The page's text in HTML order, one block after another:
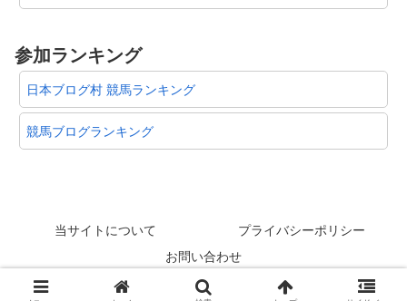
参加ランキング
日本ブログ村 競馬ランキング
競馬ブログランキング
当サイトについて
プライバシーポリシー
お問い合わせ
© 2012-2026 スタリオン速報 @競馬板まとめ.